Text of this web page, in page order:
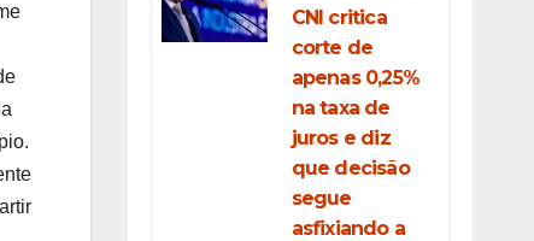
CNI critica
corte de
apenas 0,25%
na taxa de
juros e diz
que decisão
segue
asfixiando a